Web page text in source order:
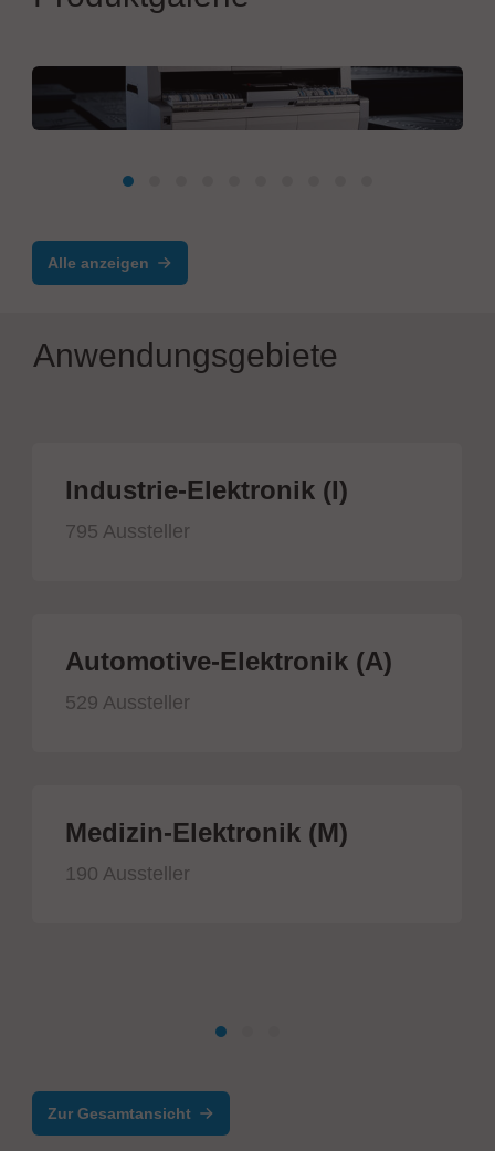
Alle anzeigen
Anwendungsgebiete
Industrie-Elektronik (I)
795 Aussteller
Automotive-Elektronik (A)
529 Aussteller
Medizin-Elektronik (M)
190 Aussteller
Zur Gesamtansicht